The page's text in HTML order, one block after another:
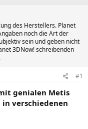
des Herstellers. Planet
noch die Art der
sein und geben nicht
3DNow! schreibenden
#1
genialen Metis
in verschiedenen